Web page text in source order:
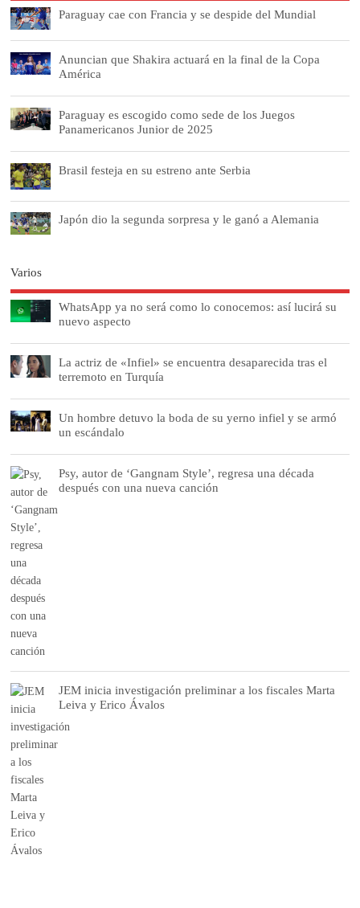
Paraguay cae con Francia y se despide del Mundial
Anuncian que Shakira actuará en la final de la Copa
América
Paraguay es escogido como sede de los Juegos
Panamericanos Junior de 2025
Brasil festeja en su estreno ante Serbia
Japón dio la segunda sorpresa y le ganó a Alemania
Varios
WhatsApp ya no será como lo conocemos: así lucirá su
nuevo aspecto
La actriz de «Infiel» se encuentra desaparecida tras el
terremoto en Turquía
Un hombre detuvo la boda de su yerno infiel y se armó
un escándalo
Psy, autor de ‘Gangnam Style’, regresa una década
después con una nueva canción
JEM inicia investigación preliminar a los fiscales Marta
Leiva y Erico Ávalos